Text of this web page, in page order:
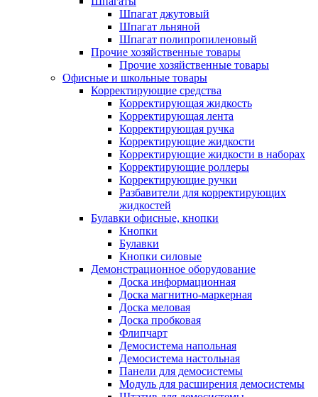
Шпагат джутовый
Шпагат льняной
Шпагат полипропиленовый
Прочие хозяйственные товары
Прочие хозяйственные товары
Офисные и школьные товары
Корректирующие средства
Корректирующая жидкость
Корректирующая лента
Корректирующая ручка
Корректирующие жидкости
Корректирующие жидкости в наборах
Корректирующие роллеры
Корректирующие ручки
Разбавители для корректирующих
жидкостей
Булавки офисные, кнопки
Кнопки
Булавки
Кнопки силовые
Демонстрационное оборудование
Доска информационная
Доска магнитно-маркерная
Доска меловая
Доска пробковая
Флипчарт
Демосистема напольная
Демосистема настольная
Панели для демосистемы
Модуль для расширения демосистемы